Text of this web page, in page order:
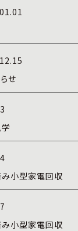
せ
小型家電回収
小型家電回収